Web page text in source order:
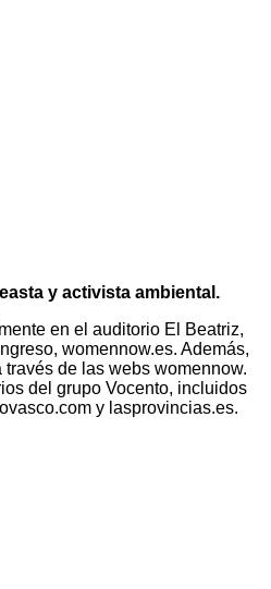
y activista ambiental.
en el auditorio El Beatriz,
womennow.es. Además,
de las webs womennow.
del grupo Vocento, incluidos
y lasprovincias.es.